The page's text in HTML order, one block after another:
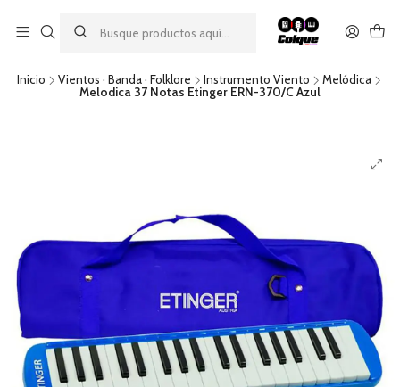
descuento por pago con transferencia bancaria
por una compra mínima de $49.990. Este descuento no es
acumulable a otras promociones ni aplicable a gastos de envío.
Inicio Vientos · Banda · Folklore Instrumento Viento
Melódica
Melodica 37 Notas Etinger ERN-370/C Azul